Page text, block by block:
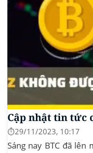
Cập nhật tin tức
⏱️29/11/2023, 10:17
Sáng nay BTC đã